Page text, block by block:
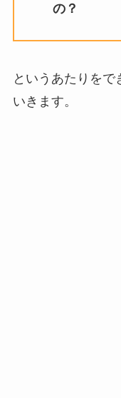
の？
というあたりをで
いきます。